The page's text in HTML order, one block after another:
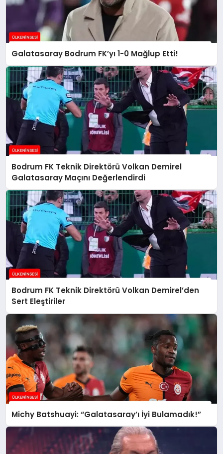
Galatasaray Bodrum FK’yı 1-0 Mağlup Etti!
Bodrum FK Teknik Direktörü Volkan Demirel
Galatasaray Maçını Değerlendirdi
Bodrum FK Teknik Direktörü Volkan Demirel’den
Sert Eleştiriler
Michy Batshuayi: “Galatasaray’ı İyi Bulamadık!”